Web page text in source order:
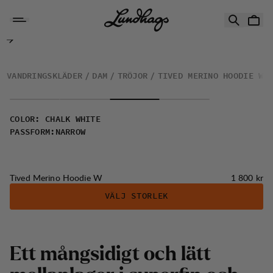
Tived Merino Hoodie W
VANDRINGSKLÄDER DAM TRÖJOR TIVED MERINO HOODIE W
COLOR : CHALK WHITE
PASSFORM : NARROW
Tived Merino Hoodie W Pris:
1 800 kr
VÄLJ STORLEK
Ett mångsidigt och lätt